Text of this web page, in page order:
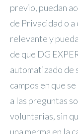
previo, puedan
de Privacidad o
relevante y
de que DG
automatizado de
campos en que
a las preguntas
voluntarias, sin
una merma en la